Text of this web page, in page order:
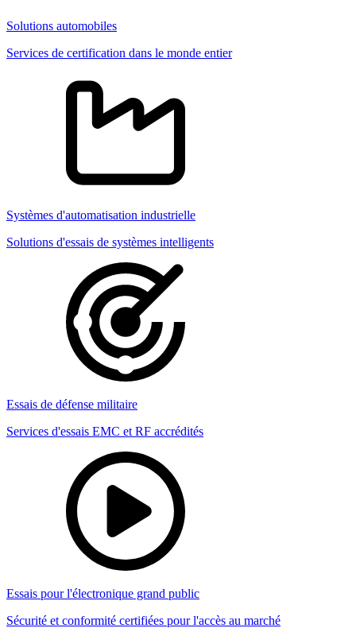
Solutions automobiles
Services de certification dans le monde entier
Systèmes d'automatisation industrielle
Solutions d'essais de systèmes intelligents
Essais de défense militaire
Services d'essais EMC et RF accrédités
Essais pour l'électronique grand public
Sécurité et conformité certifiées pour l'accès au marché